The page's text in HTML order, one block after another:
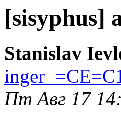
[sisyphus]
Stanislav
Пт Авг 17